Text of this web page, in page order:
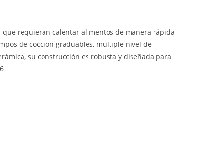
que requieran calentar alimentos de manera rápida
de cocción graduables, múltiple nivel de
su construcción es robusta y diseñada para